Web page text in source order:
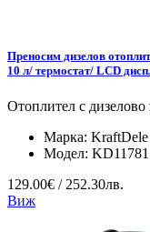
Преносим дизелов
10 л/ термостат/ LCD
Отоплител с
Марка: KraftDele
Модел: KD11781
129.00€ / 252.30лв.
Виж